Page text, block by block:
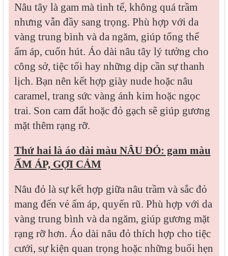
Nâu tây là gam mà tinh tế, không quá trầm
nhưng vẫn đầy sang trọng. Phù hợp với da
vàng trung bình và da ngăm, giúp tổng thể
ấm áp, cuốn hút. Áo dài nâu tây lý tưởng cho
công sở, tiệc tối hay những dịp cần sự thanh
lịch. Bạn nên kết hợp giày nude hoặc nâu
caramel, trang sức vàng ánh kim hoặc ngọc
trai. Son cam đất hoặc đỏ gạch sẽ giúp gương
mặt thêm rạng rỡ.
Thứ hai là áo dài màu NÂU ĐỎ: gam màu
ẤM ÁP, GỢI CẢM
Nâu đỏ là sự kết hợp giữa nâu trầm và sắc đỏ
mang đến vẻ ấm áp, quyến rũ. Phù hợp với da
vàng trung bình và da ngăm, giúp gương mặt
rạng rỡ hơn. Áo dài nâu đỏ thích hợp cho tiệc
cưới, sự kiện quan trọng hoặc những buổi hẹn